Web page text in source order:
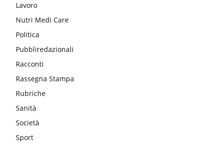
Lavoro
Nutri Medi Care
Politica
Pubbliredazionali
Racconti
Rassegna Stampa
Rubriche
Sanità
Società
Sport